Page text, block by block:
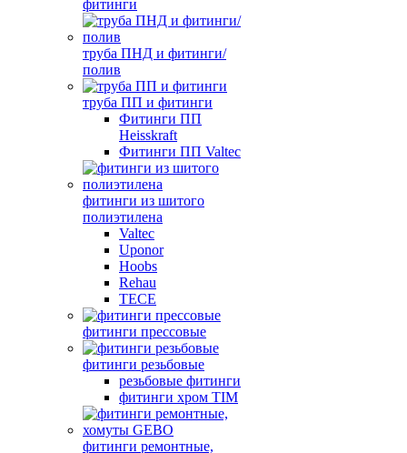
фитинги
труба ПНД и фитинги/
полив
труба ПП и фитинги
Фитинги ПП
Heisskraft
Фитинги ПП Valtec
фитинги из шитого
полиэтилена
Valtec
Uponor
Hoobs
Rehau
TECE
фитинги прессовые
фитинги резьбовые
резьбовые фитинги
фитинги хром TIM
фитинги ремонтные,